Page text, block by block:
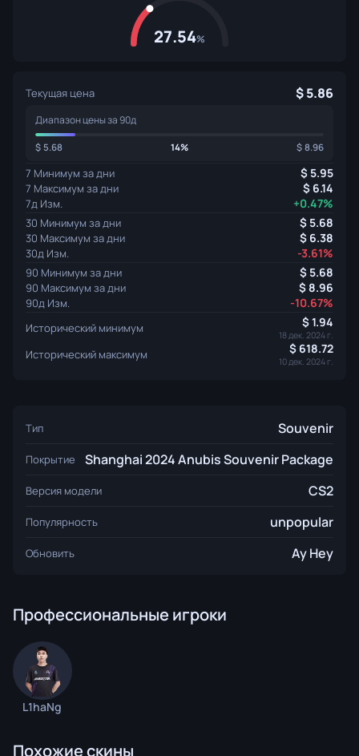
27.54%
Текущая цена 5.86
Диапазон цены за 90д
5.68 14% 8.96
7 Минимум за дни 5.95
7 Максимум за дни 6.14
7д Изм. +0.47%
30 Минимум за дни 5.68
30 Максимум за дни 6.38
30д Изм. -3.61%
90 Минимум за дни 5.68
90 Максимум за дни 8.96
90д Изм. -10.67%
Исторический минимум 1.94
18 дек. 2024 г.
Исторический максимум 618.72
10 дек. 2024 г.
Тип Souvenir
Покрытие Shanghai 2024 Anubis Souvenir Package
Версия модели CS2
Популярность unpopular
Обновить Ay Hey
Профессиональные игроки
L1haNg
Похожие скины